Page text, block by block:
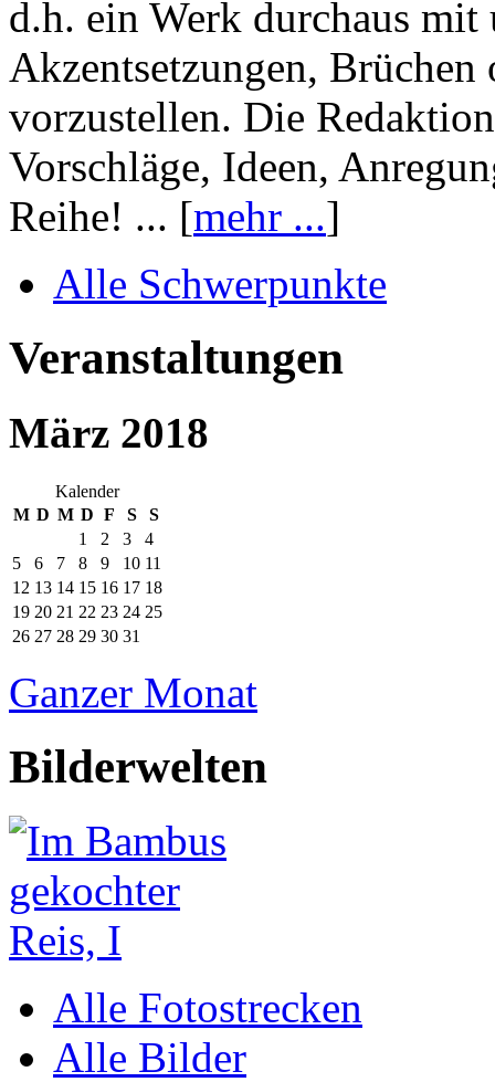
d.h. ein Werk durchaus mit
Akzentsetzungen, Brüchen
vorzustellen. Die
Vorschläge, Ideen,
Reihe! ... [mehr ...]
Alle Schwerpunkte
Veranstaltungen
März 2018
Kalender
M D M D F S
S
1
2 3
4
5
6 7 8 9 10 11
12 13 14 15 16 17 18
19 20 21 22 23 24 25
26 27 28 29 30 31
Ganzer Monat
Bilderwelten
Alle Fotostrecken
Alle Bilder